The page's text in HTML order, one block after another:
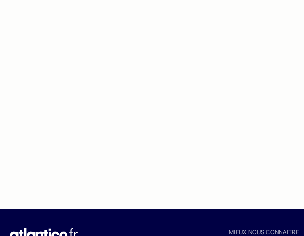
MIEUX NOUS CONNAITRE